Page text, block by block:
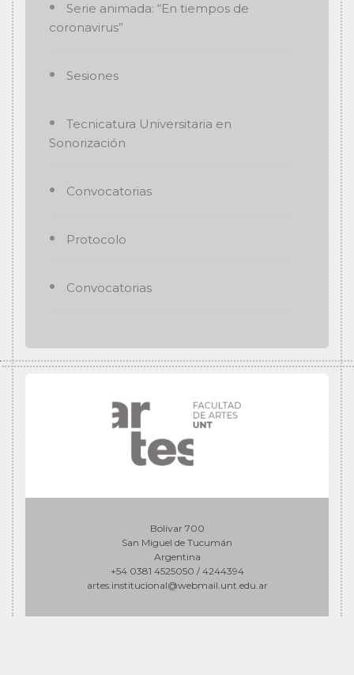
Serie animada: “En tiempos de
coronavirus”
Sesiones
Tecnicatura Universitaria en
Sonorización
Convocatorias
Protocolo
Convocatorias
Bolivar 700
San Miguel de Tucumán
Argentina
+54 0381 4525050 / 4244394
artes.institucional@webmail.unt.edu.ar